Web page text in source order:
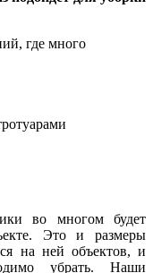
где много
во многом будет
Это и размеры
на ней объектов, и
убрать. Наши